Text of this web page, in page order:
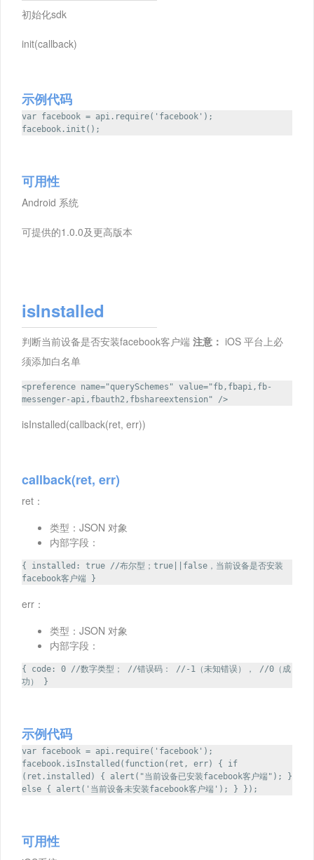
初始化sdk
init(callback)
示例代码
var facebook = api.require('facebook');
facebook.init();
可用性
Android 系统
可提供的1.0.0及更高版本
isInstalled
判断当前设备是否安装facebook客户端 注意： iOS 平台上必
须添加白名单
<preference name="querySchemes" value="fb,fbapi,fb-
messenger-api,fbauth2,fbshareextension" />
isInstalled(callback(ret, err))
callback(ret, err)
ret：
类型：JSON 对象
内部字段：
{ installed: true //布尔型；true||false，当前设备是否安装
facebook客户端 }
err：
类型：JSON 对象
内部字段：
{ code: 0 //数字类型； //错误码： //-1（未知错误）， //0（成
功） }
示例代码
var facebook = api.require('facebook');
facebook.isInstalled(function(ret, err) { if
(ret.installed) { alert("当前设备已安装facebook客户端"); }
else { alert('当前设备未安装facebook客户端'); } });
可用性